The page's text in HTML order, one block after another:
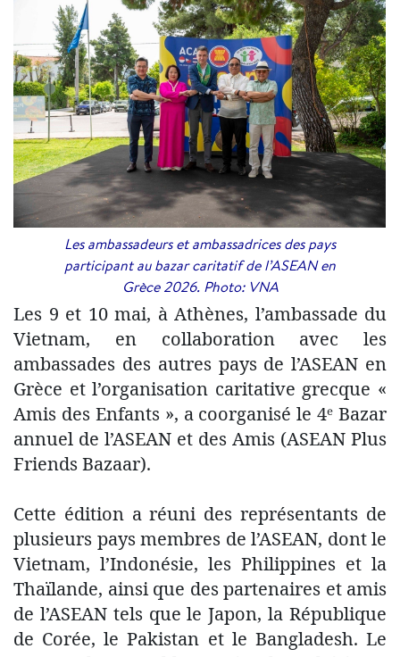
Les ambassadeurs et ambassadrices des pays
participant au bazar caritatif de l’ASEAN en
Grèce 2026. Photo: VNA
Les 9 et 10 mai, à Athènes, l’ambassade du
Vietnam, en collaboration avec les
ambassades des autres pays de l’ASEAN en
Grèce et l’organisation caritative grecque «
Amis des Enfants », a coorganisé le 4ᵉ Bazar
annuel de l’ASEAN et des Amis (ASEAN Plus
Friends Bazaar).
Cette édition a réuni des représentants de
plusieurs pays membres de l’ASEAN, dont le
Vietnam, l’Indonésie, les Philippines et la
Thaïlande, ainsi que des partenaires et amis
de l’ASEAN tels que le Japon, la République
de Corée, le Pakistan et le Bangladesh. Le